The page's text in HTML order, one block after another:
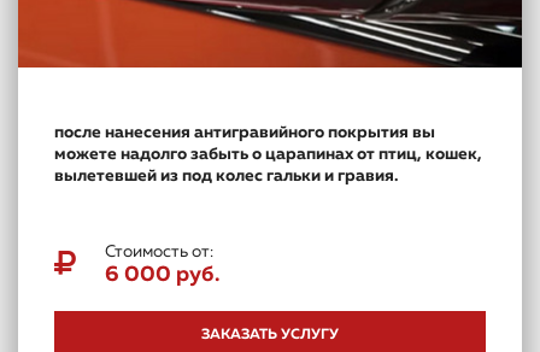
после нанесения антигравийного покрытия вы
можете надолго забыть о царапинах от птиц, кошек,
вылетевшей из под колес гальки и гравия.
Стоимость от:
6 000 руб.
ЗАКАЗАТЬ УСЛУГУ